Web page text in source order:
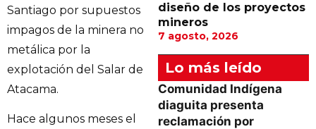
Santiago por supuestos
impagos de la minera no
metálica por la
explotación del Salar de
Atacama.
Hace algunos meses el
diseño de los proyectos
mineros
7 agosto, 2026
Lo más leído
Comunidad Indígena
diaguita presenta
reclamación por